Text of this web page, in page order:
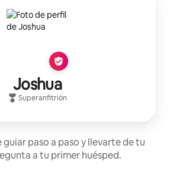
Joshua
Superanfitrión
paso a paso y llevarte de tu
a tu primer huésped.